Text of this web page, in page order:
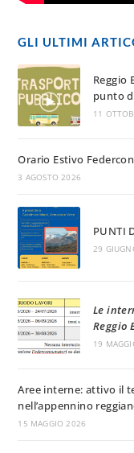
GLI ULTIMI
Reggio
punto
11
Orario Estivo
3 AGOSTO 2026
PUNTI
29
Le
Reggio
19
Aree interne: attivo il
nell’appennino
15 MAGGIO 2026